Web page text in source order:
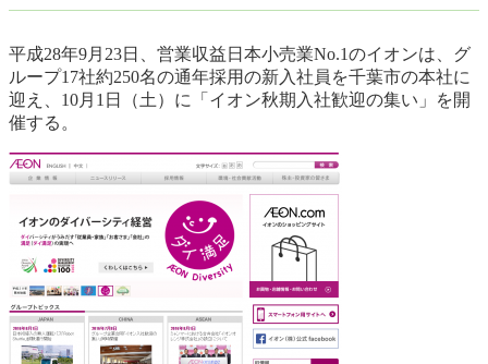
平成28年9月23日、営業収益日本小売業No.1のイオンは、グ
ループ17社約250名の通年採用の新入社員を千葉市の本社に
迎え、10月1日（土）に「イオン秋期入社歓迎の集い」を開
催する。